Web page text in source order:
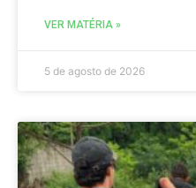
VER MATÉRIA »
5 de agosto de 2026